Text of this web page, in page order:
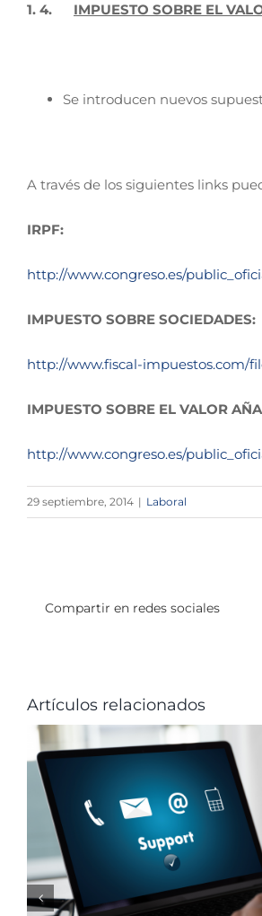
1. 4. IMPUESTO SOBRE EL
Se introducen nuevos
A través de los siguientes links
IRPF:
http://www.congreso.es/
IMPUESTO SOBRE SOCIEDADES:
http://www.fiscal-impuestos.com/
IMPUESTO SOBRE EL VALOR
http://www.congreso.es/
29 septiembre, 2014 | Laboral
Compartir en redes sociales
Artículos relacionados